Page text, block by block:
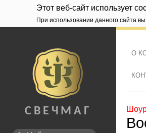
Этот веб-сайт использует
При использовании данного сайта
СВЕЧМАГ
О